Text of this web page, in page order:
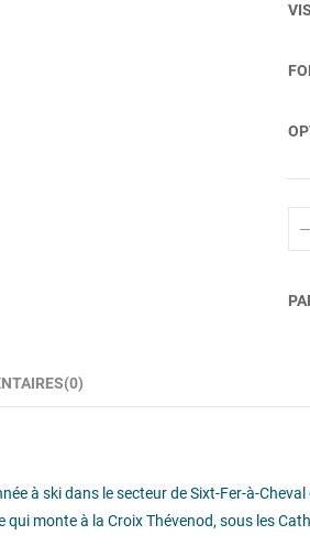
à ski dans le secteur de Sixt-Fer-à-
monte à la Croix Thévenod, sous les